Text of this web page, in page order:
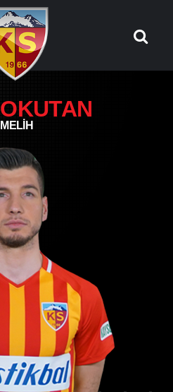
OKUTAN
MELIH